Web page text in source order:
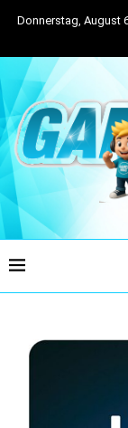
Donnerstag, August